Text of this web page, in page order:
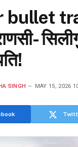
bullet
SINGH MAY 15, 2026